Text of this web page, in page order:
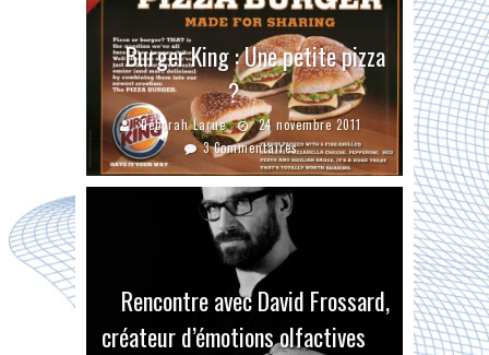
Burger King : Une petite pizza
?
Déborah Larue
24 novembre 2011
3 Commentaires
Rencontre avec David Frossard,
créateur d’émotions olfactives